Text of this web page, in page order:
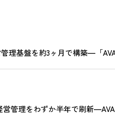
理基盤を約3ヶ月で構築―「
管理をわずか半年で刷新